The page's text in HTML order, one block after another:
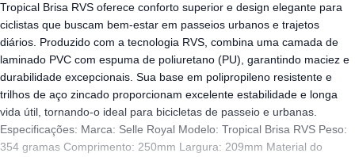
Tropical Brisa RVS oferece conforto superior e design elegante para
ciclistas que buscam bem-estar em passeios urbanos e trajetos
diários. Produzido com a tecnologia RVS, combina uma camada de
laminado PVC com espuma de poliuretano (PU), garantindo maciez e
durabilidade excepcionais. Sua base em polipropileno resistente e
trilhos de aço zincado proporcionam excelente estabilidade e longa
vida útil, tornando-o ideal para bicicletas de passeio e urbanas.
Especificações: Marca: Selle Royal Modelo: Tropical Brisa RVS Peso:
354 gramas Comprimento: 250mm Largura: 209mm Material do